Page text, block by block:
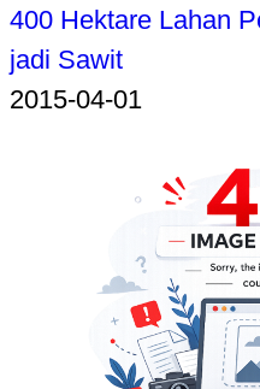
400 Hektare Lahan
jadi Sawit
2015-04-01